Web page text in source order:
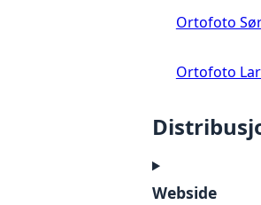
Ortofoto
Ortofoto
Webside